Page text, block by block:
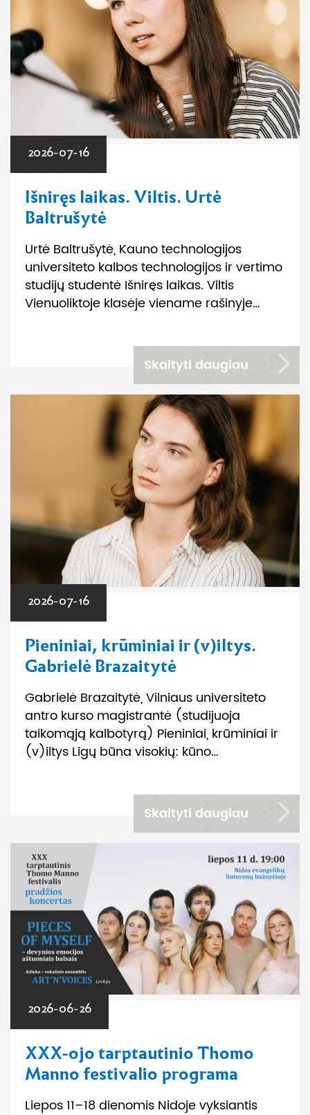
2026-07-16
Išniręs laikas. Viltis. Urtė
Baltrušytė
Urtė Baltrušytė, Kauno technologijos
universiteto kalbos technologijos ir vertimo
studijų studentė Išniręs laikas. Viltis
Vienuoliktoje klasėje viename rašinyje…
Skaityti daugiau
2026-07-16
Pieniniai, krūminiai ir (v)iltys.
Gabrielė Brazaitytė
Gabrielė Brazaitytė, Vilniaus universiteto
antro kurso magistrantė (studijuoja
taikomąją kalbotyrą) Pieniniai, krūminiai ir
(v)iltys Ligų būna visokių: kūno…
Skaityti daugiau
2026-06-26
XXX-ojo tarptautinio Thomo
Manno festivalio programa
Liepos 11–18 dienomis Nidoje vyksiantis